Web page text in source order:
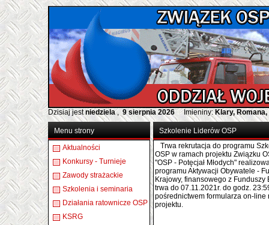
Dzisiaj jestniedziela, 9 sierpnia 2026 Imieniny:Klary,
Menu strony
Aktualności
Konkursy - Turnieje
Zawody strażackie
Szkolenia i seminaria
Działania ratownicze OSP
KSRG
Szkolenie Liderów OSP
Trwa rekrutacja do programu
OSP w ramach projektu Związku
"OSP - Potęcjał Młodych"
programu Aktywacji Obywatele -
Krajowy, finansowego z Funduszy
trwa do 07.11.2021r. do godz.
pośrednictwem formularza on-line
projektu.